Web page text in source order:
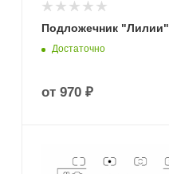
Подложечник "Лилии"
Достаточно
от 970 ₽